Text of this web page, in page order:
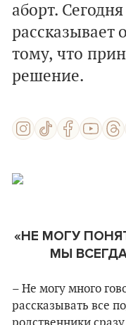
аборт.
рассказывает
тому, что
решение.
«НЕ МОГУ
МЫ
– Не могу много
рассказывать все